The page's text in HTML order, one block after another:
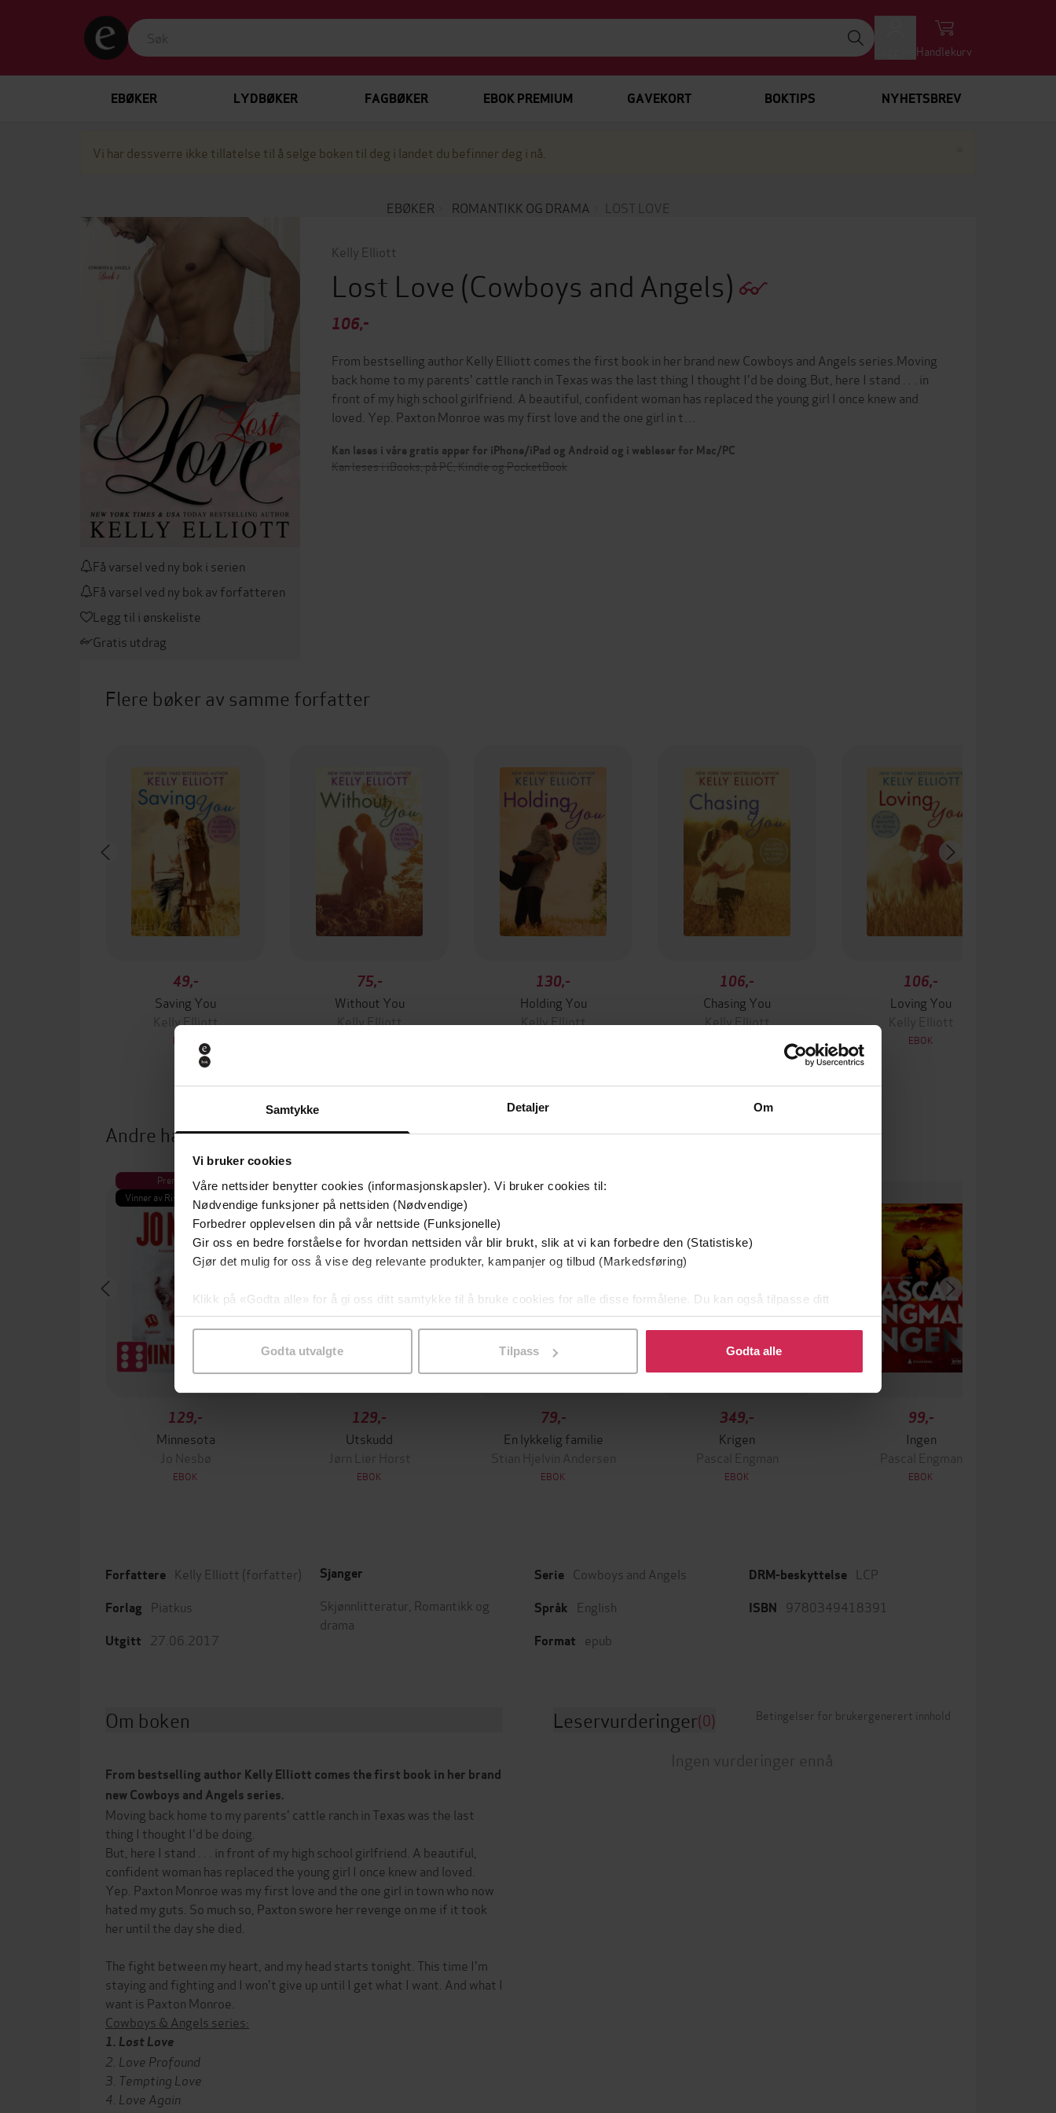
Samtykke Detaljer Om
Vi bruker cookies
Våre nettsider benytter cookies (informasjonskapsler). Vi bruker cookies til:
Nødvendige funksjoner på nettsiden (Nødvendige)
Forbedrer opplevelsen din på vår nettside (Funksjonelle)
Gir oss en bedre forståelse for hvordan nettsiden vår blir brukt, slik at vi kan forbedre den (Statistiske)
Gjør det mulig for oss å vise deg relevante produkter, kampanjer og tilbud (Markedsføring)
Klikk på «Godta alle» for å gi oss ditt samtykke til å bruke cookies for alle disse formålene. Du kan også tilpasse ditt
samtykke til spesifikke formål ved å klikke på «Tilpass». Du kan når som helst trekke tilbake eller endre ditt samtykke.
Godta utvalgte Tilpass Godta alle
Handlekurv
EBØKER LYDBØKER FAGBØKER EBOK PREMIUM GAVEKORT BOKTIPS NYHETSBREV
Vi har dessverre ikke tillatelse til å selge boken til deg i landet du befinner deg i nå.
EBØKER ROMANTIKK OG DRAMA LOST LOVE
Få varsel ved ny bok i serien
Få varsel ved ny bok av forfatteren
Legg til i ønskeliste
Gratis utdrag
Kelly Elliott
Lost Love (Cowboys and Angels)
106,-
From bestselling author Kelly Elliott comes the first book in her brand new Cowboys and Angels series.Moving
back home to my parents' cattle ranch in Texas was the last thing I thought I'd be doing.But, here I stand . . . in
front of my high school girlfriend. A beautiful, confident woman has replaced the young girl I once knew and
loved. Yep. Paxton Monroe was my first love and the one girl in t…
Kan leses i våre gratis apper for iPhone/iPad og Android og i webleser for Mac/PC
Kan leses i iBooks, på PC, Kindle og PocketBook
Flere bøker av samme forfatter
49,-
Saving You
Kelly Elliott
EBOK
75,-
Without You
Kelly Elliott
130,-
Holding You
Kelly Elliott
106,-
Chasing You
Kelly Elliott
106,-
Loving You
Kelly Elliott
EBOK
Andre har også kjøpt
Premium
Vinner av Rivertonprisen
129,-
Minnesota
Jo Nesbø
EBOK
Premium
Første gang på tilbud
129,-
Utskudd
Jørn Lier Horst
EBOK
Premium
79,-
En lykkelig familie
Stian Hjelvin Andersen
EBOK
349,-
Krigen
Pascal Engman
EBOK
99,-
Ingen
Pascal Engman
EBOK
Forfattere Kelly Elliott (forfatter)
Forlag Piatkus
Utgitt 27.06.2017
Sjanger
Skjønnlitteratur Romantikk og
drama
Serie Cowboys and Angels
Språk English
Format epub
DRM-beskyttelse LCP
ISBN 9780349418391
Om boken
From bestselling author Kelly Elliott comes the first book in her brand
new Cowboys and Angels series.
Moving back home to my parents' cattle ranch in Texas was the last
thing I thought I'd be doing.
But, here I stand . . . in front of my high school girlfriend. A beautiful,
confident woman has replaced the young girl I once knew and loved.
Yep. Paxton Monroe was my first love and the one girl in town who now
hated my guts. So much so, Paxton swore her revenge on me if it took
her until the day she died.
The fight between my heart, and my head starts tonight. This time I'm
staying and fighting and I won't give up until I get what I want. And what I
want is Paxton Monroe.
Cowboys & Angels series:
1. Lost Love
2. Love Profound
3. Tempting Love
4. Love Again
Leservurderinger(0) Betingelser for brukergenerert innhold
Ingen vurderinger ennå